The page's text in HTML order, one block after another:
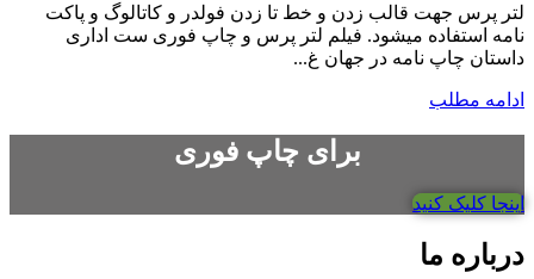
لتر پرس جهت قالب زدن و خط تا زدن فولدر و کاتالوگ و پاکت
نامه استفاده میشود. فیلم لتر پرس و چاپ فوری ست اداری
داستان چاپ نامه در جهان غ...
ادامه مطلب
برای چاپ فوری
اینجا کلیک کنید
درباره ما